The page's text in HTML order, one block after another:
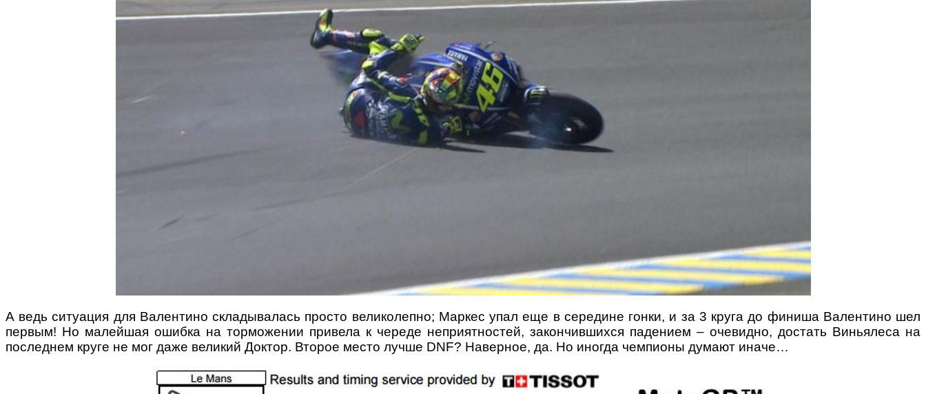
А ведь ситуация для Валентино складывалась просто великолепно; Маркес упал еще в середине гонки, и за 3 круга до финиша Валентино шел
первым! Но малейшая ошибка на торможении привела к череде неприятностей, закончившихся падением – очевидно, достать Виньялеса на
последнем круге не мог даже великий Доктор. Второе место лучше DNF? Наверное, да. Но иногда чемпионы думают иначе…